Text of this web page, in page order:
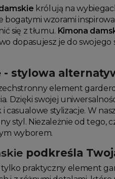
królują na
bogatymi wzorami
się z tłumu. Kimona
dopasujesz je do
- stylowa
element
Dzięki swojej
casualowe stylizacje. W
styl. Niezależnie od tego,
wyborem.
podkreśla
praktyczny element